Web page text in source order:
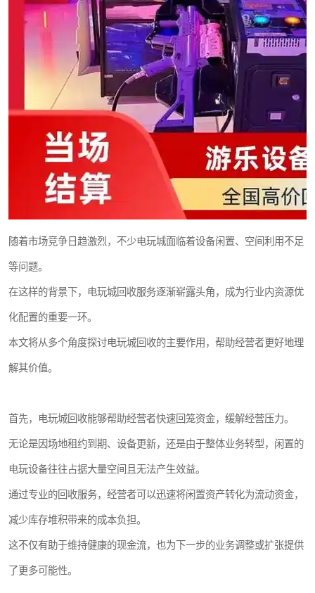
随着市场竞争日趋激烈，不少电玩城面临着设备闲置、空间利用不足
等问题。
在这样的背景下，电玩城回收服务逐渐崭露头角，成为行业内资源优
化配置的重要一环。
本文将从多个角度探讨电玩城回收的主要作用，帮助经营者更好地理
解其价值。
首先，电玩城回收能够帮助经营者快速回笼资金，缓解经营压力。
无论是因场地租约到期、设备更新，还是由于整体业务转型，闲置的
电玩设备往往占据大量空间且无法产生效益。
通过专业的回收服务，经营者可以迅速将闲置资产转化为流动资金，
减少库存堆积带来的成本负担。
这不仅有助于维持健康的现金流，也为下一步的业务调整或扩张提供
了更多可能性。